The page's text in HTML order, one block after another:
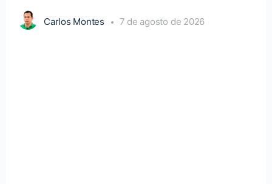
Carlos Montes 7 de agosto de 2026